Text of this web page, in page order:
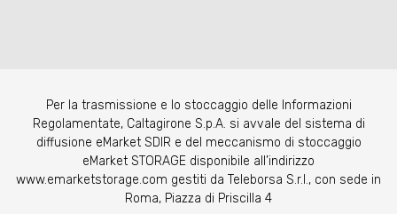
Per la trasmissione e lo stoccaggio delle Informazioni
Regolamentate, Caltagirone S.p.A. si avvale del sistema di
diffusione eMarket SDIR e del meccanismo di stoccaggio
eMarket STORAGE disponibile all’indirizzo
www.emarketstorage.com gestiti da Teleborsa S.r.l., con sede in
Roma, Piazza di Priscilla 4